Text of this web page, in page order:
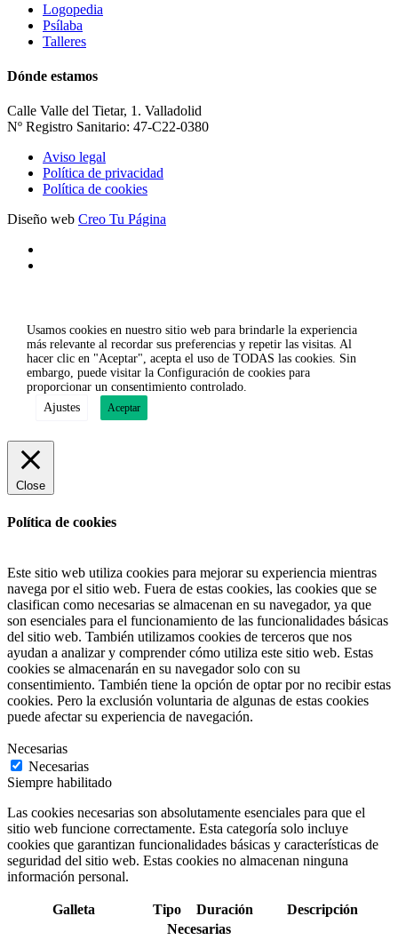
Logopedia
Psílaba
Talleres
Dónde estamos
Calle Valle del Tietar, 1. Valladolid
Nº Registro Sanitario: 47-C22-0380
Aviso legal
Política de privacidad
Política de cookies
Diseño web Creo Tu Página
Usamos cookies en nuestro sitio web para brindarle la experiencia
más relevante al recordar sus preferencias y repetir las visitas. Al
hacer clic en "Aceptar", acepta el uso de TODAS las cookies. Sin
embargo, puede visitar la Configuración de cookies para
proporcionar un consentimiento controlado.
Ajustes
Aceptar
Close
Política de cookies
Este sitio web utiliza cookies para mejorar su experiencia mientras
navega por el sitio web. Fuera de estas cookies, las cookies que se
clasifican como necesarias se almacenan en su navegador, ya que
son esenciales para el funcionamiento de las funcionalidades básicas
del sitio web. También utilizamos cookies de terceros que nos
ayudan a analizar y comprender cómo utiliza este sitio web. Estas
cookies se almacenarán en su navegador solo con su
consentimiento. También tiene la opción de optar por no recibir estas
cookies. Pero la exclusión voluntaria de algunas de estas cookies
puede afectar su experiencia de navegación.
Necesarias
Necesarias
Siempre habilitado
Las cookies necesarias son absolutamente esenciales para que el
sitio web funcione correctamente. Esta categoría solo incluye
cookies que garantizan funcionalidades básicas y características de
seguridad del sitio web. Estas cookies no almacenan ninguna
información personal.
Galleta Tipo Duración
Descripción
Necesarias